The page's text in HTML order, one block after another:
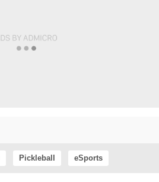
Pickleball eSports